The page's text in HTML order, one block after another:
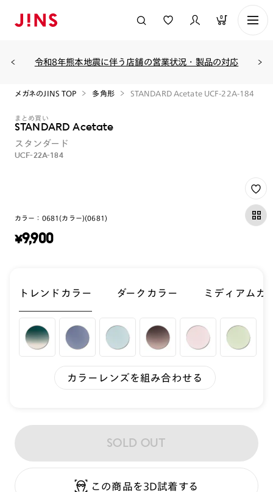
0
令和8年熊本地震に伴う店舗の営業状況・製品の対応
メガネのJINS TOP 多角形 STANDARD Acetate UCF-22A-184
まとめ買い
STANDARD Acetate
スタンダード
UCF-22A-184
カラー： 0681(カラー)(0681)
¥9,900
トレンドカラー ダークカラー ミディアムカ
カラーレンズを組み合わせる
SOLD OUT
この商品を3D試着する